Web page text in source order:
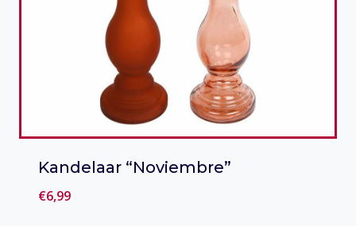
Kandelaar “Noviembre”
€6,99